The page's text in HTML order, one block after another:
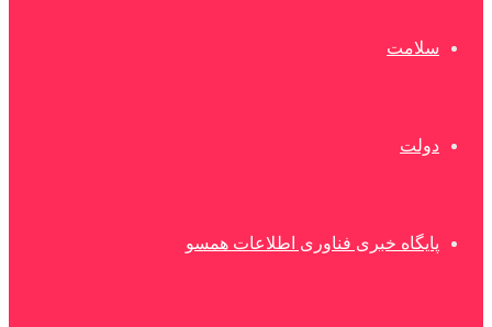
سلامت
دولت
پایگاه خبری فناوری اطلاعات همسو